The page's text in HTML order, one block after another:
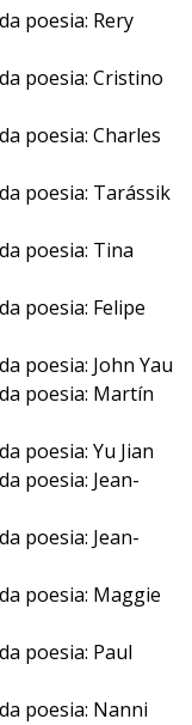
poesia: Rery
poesia: Cristino
poesia: Charles
poesia: Tarássik
poesia: Tina
poesia: Felipe
poesia: John Yau
poesia: Martín
poesia: Yu Jian
poesia: Jean-
poesia: Jean-
poesia: Maggie
poesia: Paul
poesia: Nanni